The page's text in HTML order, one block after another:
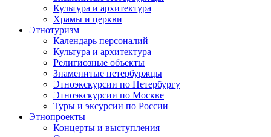
Культура и архитектура
Храмы и церкви
Этнотуризм
Календарь персоналий
Культура и архитектура
Религиозные объекты
Знаменитые петербуржцы
Этноэкскурсии по Петербургу
Этноэкскурсии по Москве
Туры и эксурсии по России
Этнопроекты
Концерты и выступления